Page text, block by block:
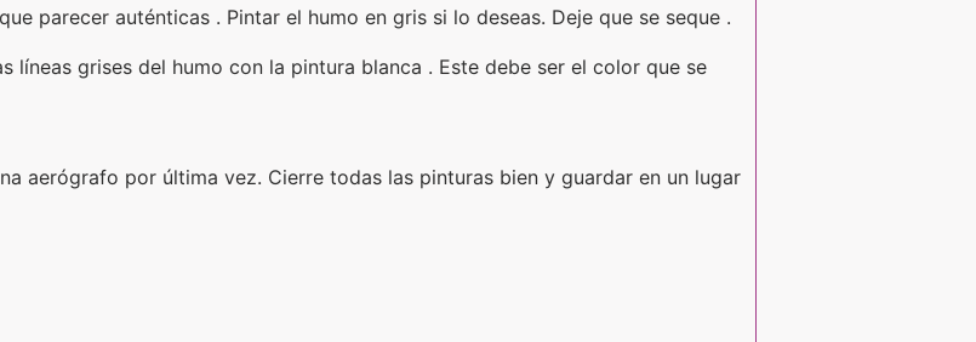
parecer auténticas . Pintar el humo en gris si lo deseas. Deje que se seque .
líneas grises del humo con la pintura blanca . Este debe ser el color que se
aerógrafo por última vez. Cierre todas las pinturas bien y guardar en un lugar